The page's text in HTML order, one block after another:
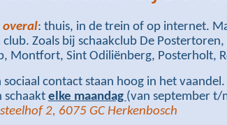
overal: thuis, in de trein of op internet.
club. Zoals bij schaakclub De
Montfort, Sint Odiliënberg, Posterholt,
sociaal contact staan hoog in het vaandel.
schaakt elke maandag (van september t/
2, 6075 GC Herkenbosch